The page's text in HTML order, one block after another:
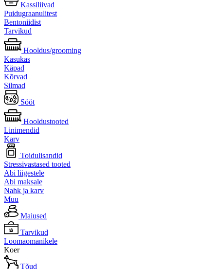
Kassiliivad
Puidugraanulitest
Bentoniidist
Tarvikud
Hooldus/grooming
Kasukas
Käpad
Kõrvad
Silmad
Sööt
Hooldustooted
Linimendid
Karv
Toidulisandid
Stressivastased tooted
Abi liigestele
Abi maksale
Nahk ja karv
Muu
Maiused
Tarvikud
Loomaomanikele
Koer
Tõud